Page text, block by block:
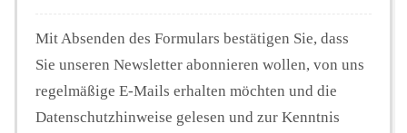
Mit Absenden des Formulars bestätigen Sie, dass
Sie unseren Newsletter abonnieren wollen, von uns
regelmäßige E-Mails erhalten möchten und die
Datenschutzhinweise gelesen und zur Kenntnis